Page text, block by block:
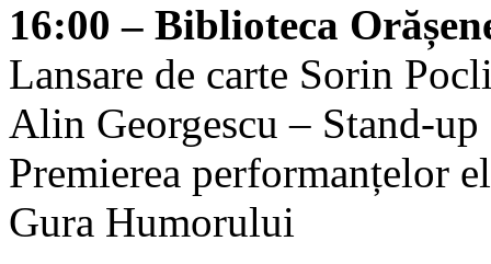
16:00 – Biblioteca
Lansare de carte Sorin
Alin Georgescu – Stand-up
Premierea performanțelor
Gura Humorului